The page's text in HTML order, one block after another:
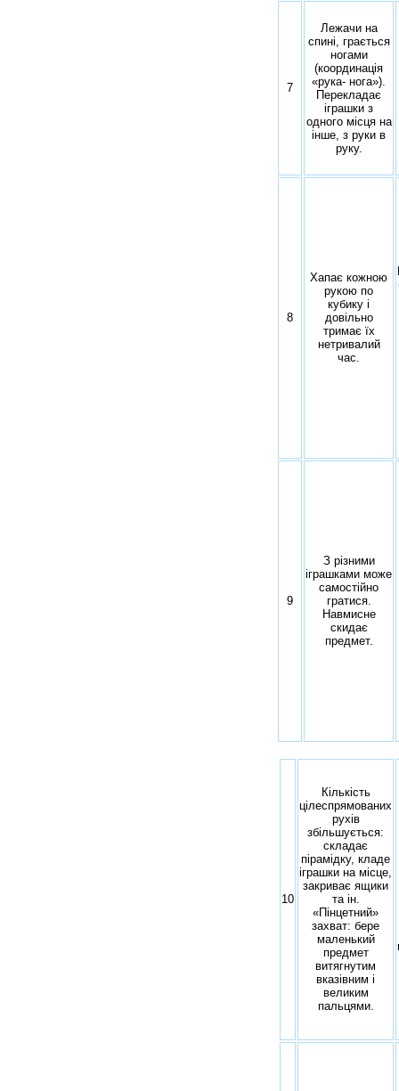
7
Лежачи на
спині, грається
ногами
(координація
«рука- нога»).
Перекладає
іграшки з
одного місця на
інше, з руки в
руку.
8
Хапає кожною
рукою по
кубику і
довільно
тримає їх
нетривалий
час.
9
З різними
іграшками може
самостійно
гратися.
Навмисне
скидає
предмет.
10
Кількість
цілеспрямованих
рухів
збільшується:
складає
пірамідку, кладе
іграшки на місце,
закриває ящики
та ін.
«Пінцетний»
захват: бере
маленький
предмет
витягнутим
вказівним і
великим
пальцями.